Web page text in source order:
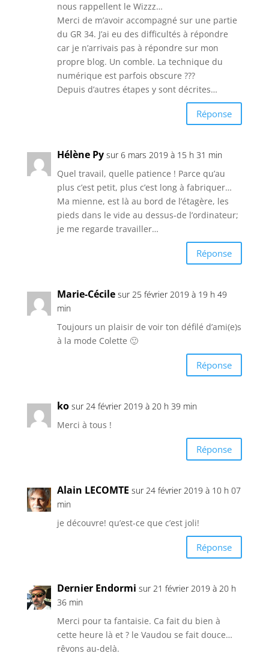
nous rappellent le Wizzz…
Merci de m’avoir accompagné sur une partie
du GR 34. J’ai eu des difficultés à répondre
car je n’arrivais pas à répondre sur mon
propre blog. Un comble. La technique du
numérique est parfois obscure ???
Depuis d’autres étapes y sont décrites…
Réponse
Hélène Py sur 6 mars 2019 à 15 h 31 min
Quel travail, quelle patience ! Parce qu’au
plus c’est petit, plus c’est long à fabriquer…
Ma mienne, est là au bord de l’étagère, les
pieds dans le vide au dessus-de l’ordinateur;
je me regarde travailler…
Réponse
Marie-Cécile sur 25 février 2019 à 19 h 49
min
Toujours un plaisir de voir ton défilé d’ami(e)s
à la mode Colette 🙂
Réponse
ko sur 24 février 2019 à 20 h 39 min
Merci à tous !
Réponse
Alain LECOMTE sur 24 février 2019 à 10 h 07
min
je découvre! qu’est-ce que c’est joli!
Réponse
Dernier Endormi sur 21 février 2019 à 20 h
36 min
Merci pour ta fantaisie. Ca fait du bien à
cette heure là et ? le Vaudou se fait douce…
rêvons au-delà.